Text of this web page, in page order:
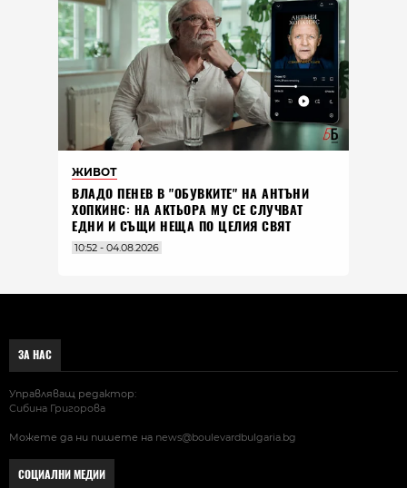
ЖИВОТ
ВЛАДO ПЕНЕВ В "ОБУВКИТЕ" НА АНТЪНИ
ХОПКИНС: НА АКТЬОРА МУ СЕ СЛУЧВАТ
ЕДНИ И СЪЩИ НЕЩА ПО ЦЕЛИЯ СВЯТ
10:52 - 04.08.2026
ЗА НАС
Управляващ редактор:
Сибина Григорова
Можете да ни пишете на news@boulevardbulgaria.bg
СОЦИАЛНИ МЕДИИ